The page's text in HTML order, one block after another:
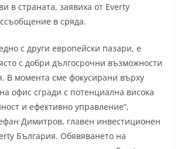
в страната, заявиха от Everty
в сряда.
с други европейски пазари, е
с добри дългосрочни възможности
В момента сме фокусирани върху
офис сгради с потенциална висока
и ефективно управление“,
Димитров, главен инвестиционен
България. Обявяването на